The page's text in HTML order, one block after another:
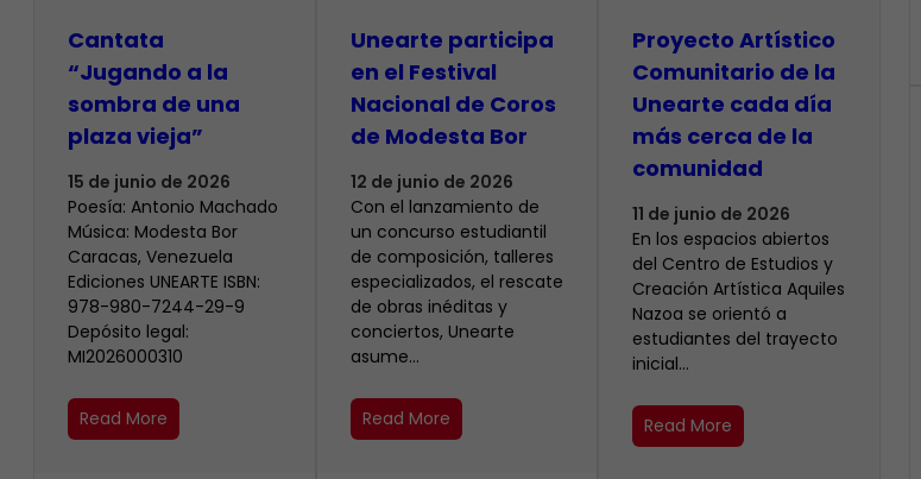
Cantata
“Jugando a la
sombra de una
plaza vieja”
15 de junio de 2026
Poesía: Antonio Machado
Música: Modesta Bor
Caracas, Venezuela
Ediciones UNEARTE ISBN:
978-980-7244-29-9
Depósito legal:
MI2026000310
Read More
Unearte participa
en el Festival
Nacional de Coros
de Modesta Bor
12 de junio de 2026
​Con el lanzamiento de
un concurso estudiantil
de composición, talleres
especializados, el rescate
de obras inéditas y
conciertos, Unearte
asume…
Read More
Proyecto Artístico
Comunitario de la
Unearte cada día
más cerca de la
comunidad
11 de junio de 2026
En los espacios abiertos
del Centro de Estudios y
Creación Artística Aquiles
Nazoa se orientó a
estudiantes del trayecto
inicial…
Read More